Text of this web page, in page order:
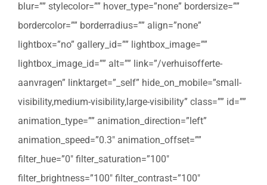
blur=”” stylecolor=”” hover_type=”none” bordersize=””
bordercolor=”” borderradius=”” align=”none”
lightbox=”no” gallery_id=”” lightbox_image=””
lightbox_image_id=”” alt=”” link=”/verhuisofferte-
aanvragen” linktarget=”_self” hide_on_mobile=”small-
visibility,medium-visibility,large-visibility” class=”” id=””
animation_type=”” animation_direction=”left”
animation_speed=”0.3″ animation_offset=””
filter_hue=”0″ filter_saturation=”100″
filter_brightness=”100″ filter_contrast=”100″